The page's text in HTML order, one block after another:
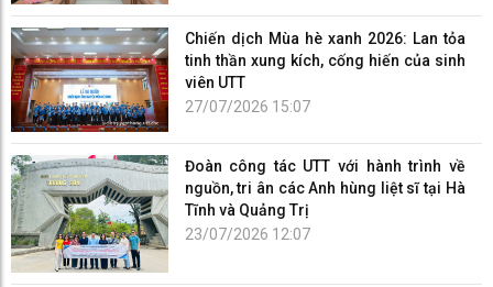
Chiến dịch Mùa hè xanh 2026: Lan tỏa
tinh thần xung kích, cống hiến của sinh
viên UTT
27/07/2026 15:07
Đoàn công tác UTT với hành trình về
nguồn, tri ân các Anh hùng liệt sĩ tại Hà
Tĩnh và Quảng Trị
23/07/2026 12:07